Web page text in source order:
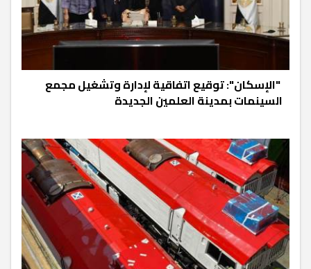
‫ "الإسكان": توقيع اتفاقية لإدارة وتشغيل مجمع
السينمات بمدينة العلمين الجديدة